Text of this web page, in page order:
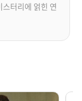
터리에 얽힌 연